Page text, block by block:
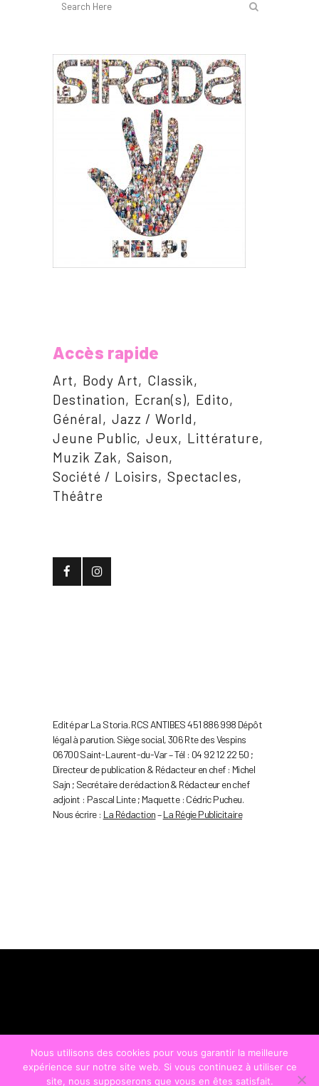
Accès rapide
Art Body Art
Classik
Destination
Ecran(s)
Edito
Général
Jazz / World
Jeune Public Jeux
Littérature
Muzik Zak
Saison
Société / Loisirs
Spectacles
Théâtre
Edité par La Storia. RCS ANTIBES 451 886 998 Dépôt
légal à parution. Siège social, 306 Rte des Vespins
06700 Saint-Laurent-du-Var – Tél : 04 92 12 22 50 ;
Directeur de publication & Rédacteur en chef : Michel
Sajn ; Secrétaire de rédaction & Rédacteur en chef
adjoint : Pascal Linte ; Maquette : Cédric Pucheu.
Nous écrire : La Rédaction–La Régie Publicitaire
Nous utilisons des cookies pour vous garantir la meilleure
expérience sur notre site web. Si vous continuez à utiliser ce
site, nous supposerons que vous en êtes satisfait.